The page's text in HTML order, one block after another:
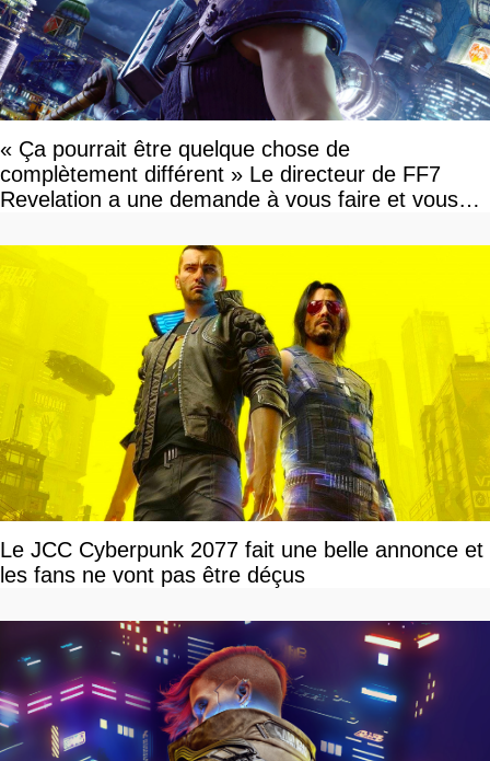
« Ça pourrait être quelque chose de
complètement différent » Le directeur de FF7
Revelation a une demande à vous faire et vous
Le JCC Cyberpunk 2077 fait une belle annonce et
les fans ne vont pas être déçus